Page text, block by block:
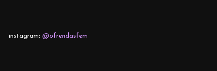
instagram: @ofrendasfem